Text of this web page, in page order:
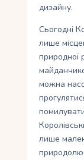
дизайну.
Сьогодні
лише
природної
можна
лише